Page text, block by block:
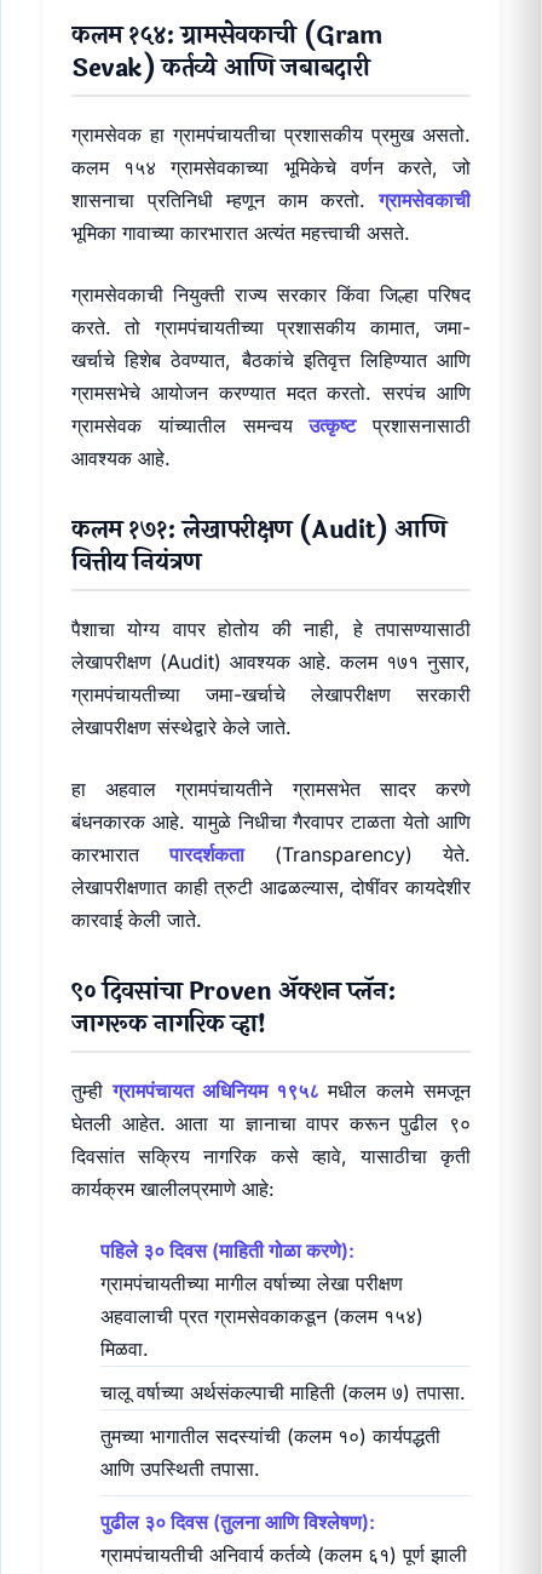
कलम १५४: ग्रामसेवकाची (Gram
Sevak) कर्तव्ये आणि जबाबदारी
ग्रामसेवक हा ग्रामपंचायतीचा प्रशासकीय प्रमुख असतो.
कलम १५४ ग्रामसेवकाच्या भूमिकेचे वर्णन करते, जो
शासनाचा प्रतिनिधी म्हणून काम करतो.ग्रामसेवकाची
भूमिका गावाच्या कारभारात अत्यंत महत्त्वाची असते.
ग्रामसेवकाची नियुक्ती राज्य सरकार किंवा जिल्हा परिषद
करते. तो ग्रामपंचायतीच्या प्रशासकीय कामात, जमा-
खर्चाचे हिशेब ठेवण्यात, बैठकांचे इतिवृत्त लिहिण्यात आणि
ग्रामसभेचे आयोजन करण्यात मदत करतो. सरपंच आणि
ग्रामसेवक यांच्यातील समन्वयउत्कृष्टप्रशासनासाठी
आवश्यक आहे.
कलम १७१: लेखापरीक्षण (Audit) आणि
वित्तीय नियंत्रण
पैशाचा योग्य वापर होतोय की नाही, हे तपासण्यासाठी
लेखापरीक्षण (Audit) आवश्यक आहे. कलम १७१ नुसार,
ग्रामपंचायतीच्या जमा-खर्चाचे लेखापरीक्षण सरकारी
लेखापरीक्षण संस्थेद्वारे केले जाते.
हा अहवाल ग्रामपंचायतीने ग्रामसभेत सादर करणे
बंधनकारक आहे. यामुळे निधीचा गैरवापर टाळता येतो आणि
कारभारातपारदर्शकता(Transparency) येते.
लेखापरीक्षणात काही त्रुटी आढळल्यास, दोषींवर कायदेशीर
कारवाई केली जाते.
९० दिवसांचा Proven ॲक्शन प्लॅन:
जागरूक नागरिक व्हा!
तुम्हीग्रामपंचायत अधिनियम १९५८ मधील कलमे समजून
घेतली आहेत. आता या ज्ञानाचा वापर करून पुढील ९०
दिवसांत सक्रिय नागरिक कसे व्हावे, यासाठीचा कृती
कार्यक्रम खालीलप्रमाणे आहे:
पहिले ३० दिवस (माहिती गोळा करणे):
ग्रामपंचायतीच्या मागील वर्षाच्या लेखा परीक्षण
अहवालाची प्रत ग्रामसेवकाकडून (कलम १५४)
मिळवा.
चालू वर्षाच्या अर्थसंकल्पाची माहिती (कलम ७) तपासा.
तुमच्या भागातील सदस्यांची (कलम १०) कार्यपद्धती
आणि उपस्थिती तपासा.
पुढील ३० दिवस (तुलना आणि विश्लेषण):
ग्रामपंचायतीची अनिवार्य कर्तव्ये (कलम ६१) पूर्ण झाली